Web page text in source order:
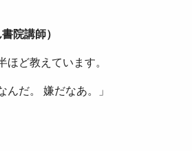
院講師）
ほど教えています。
んだ。 嫌だなあ。」